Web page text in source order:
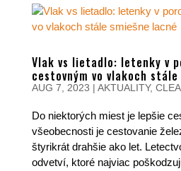
Vlak vs lietadlo: letenky v
cestovným vo vlakoch
AUG 7, 2023 | AKTUALITY,
Do niektorých miest je lepšie
všeobecnosti je cestovanie
štyrikrát drahšie ako let.
odvetví, ktoré najviac